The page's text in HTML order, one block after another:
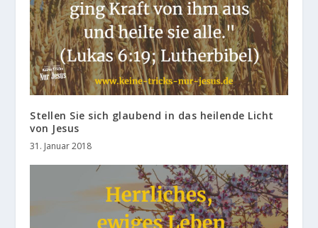
Stellen Sie sich glaubend in das heilende Licht
von Jesus
31. Januar 2018